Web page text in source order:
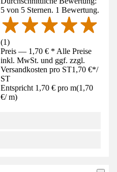
5 von 5 Sternen. 1 Bewertung.
(1)
Preis — 1,70 € * Alle Preise
inkl. MwSt. und ggf. zzgl.
Versandkosten pro ST1,70 €*/
ST
Entspricht 1,70 € pro m(1,70
€/ m)